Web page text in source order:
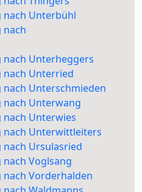
nach Unterbühl
nach
Unterheggers
nach Unterried
Unterschmieden
Unterwang
Unterwies
nach Unterwittleiters
Ursulasried
Voglsang
Vorderhalden